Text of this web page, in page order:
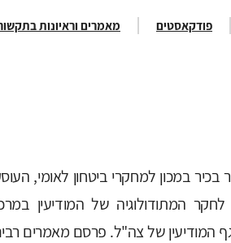
פודקאסטים מאמרים וראיונות
במכון למחקרי ביטחון לאומי,
המתודולוגיה של המודיעין
המודיעין של צה"ל. פרסם מאמרים